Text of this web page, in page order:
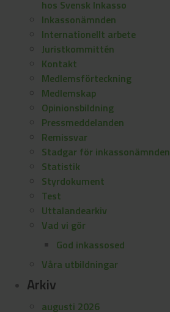
hos Svensk Inkasso
Inkassonämnden
Internationellt arbete
Juristkommittén
Kontakt
Medlemsförteckning
Medlemskap
Opinionsbildning
Pressmeddelanden
Remissvar
Stadgar för inkassonämnden
Statistik
Styrdokument
Test
Uttalandearkiv
Vad vi gör
God inkassosed
Våra utbildningar
Arkiv
augusti 2026